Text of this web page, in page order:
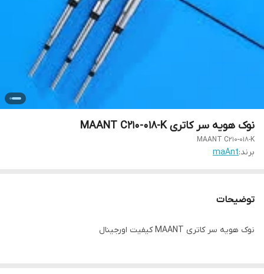
نوک هویه سر کاتری MAANT C210-018-K
MAANT C210-018-K
برند:maAnt
توضیحات
نوک هویه سر کاتری MAANT کیفیت اورجینال